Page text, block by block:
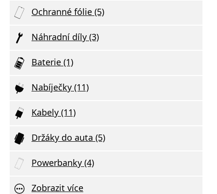
Ochranné fólie (5)
Náhradní díly (3)
Baterie (1)
Nabíječky (11)
Kabely (11)
Držáky do auta (5)
Powerbanky (4)
Zobrazit více